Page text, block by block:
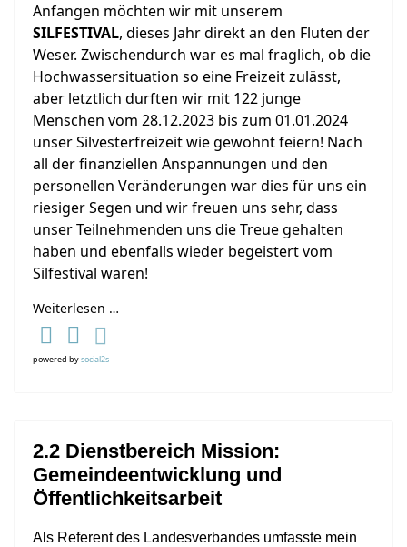
Anfangen möchten wir mit unserem
SILFESTIVAL, dieses Jahr direkt an den Fluten der
Weser. Zwischendurch war es mal fraglich, ob die
Hochwassersituation so eine Freizeit zulässt,
aber letztlich durften wir mit 122 junge
Menschen vom 28.12.2023 bis zum 01.01.2024
unser Silvesterfreizeit wie gewohnt feiern! Nach
all der finanziellen Anspannungen und den
personellen Veränderungen war dies für uns ein
riesiger Segen und wir freuen uns sehr, dass
unser Teilnehmenden uns die Treue gehalten
haben und ebenfalls wieder begeistert vom
Silfestival waren!
Weiterlesen …
powered bysocial2s
2.2 Dienstbereich Mission:
Gemeindeentwicklung und
Öffentlichkeitsarbeit
Als Referent des Landesverbandes umfasste mein